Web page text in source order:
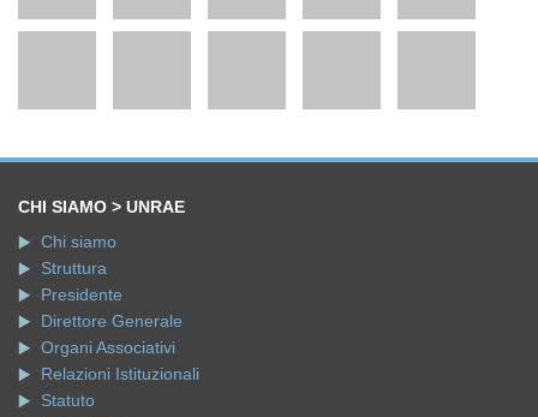
CHI SIAMO > UNRAE
Chi siamo
Struttura
Presidente
Direttore Generale
Organi Associativi
Relazioni Istituzionali
Statuto